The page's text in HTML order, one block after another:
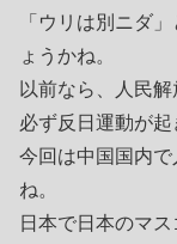
「ウリは別ニダ
ょうかね。
以前なら、人民
必ず反日運動が
今回は中国国内
ね。
日本で日本のマ